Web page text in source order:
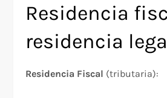
Residencia
residencia
Residencia Fiscal (tributaria):​